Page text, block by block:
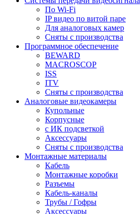
По Wi-Fi
IP видео по витой паре
Для аналоговых камер
Сняты с производства
Программное обеспечение
BEWARD
MACROSCOP
ISS
ITV
Сняты с производства
Аналоговые видеокамеры
Купольные
Корпусные
c ИК подсветкой
Аксессуары
Сняты с производства
Монтажные материалы
Кабель
Монтажные коробки
Разъемы
Кабель-каналы
Трубы / Гофры
Аксессуары